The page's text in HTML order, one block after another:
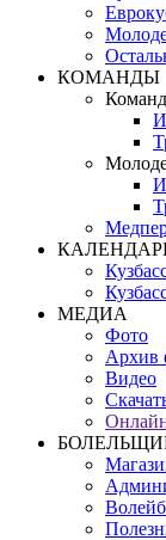
КОМАНДЫ
МЕДИА
Фото
Архив
Видео